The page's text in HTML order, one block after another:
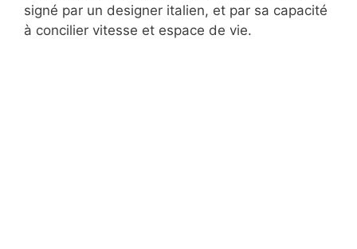
signé par un designer italien, et par sa capacité
à concilier vitesse et espace de vie.